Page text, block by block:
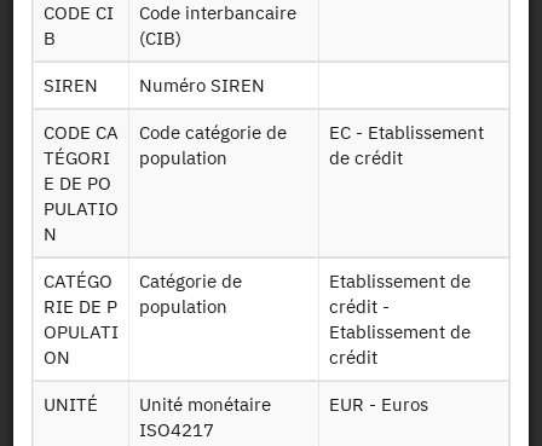
CODE CI
B
Code interbancaire
(CIB)
SIREN Numéro SIREN
CODE CA
TÉGORI
E DE PO
PULATIO
N
Code catégorie de
population
EC - Etablissement
de crédit
CATÉGO
RIE DE P
OPULATI
ON
Catégorie de
population
Etablissement de
crédit -
Etablissement de
crédit
UNITÉ
Unité monétaire
ISO4217
EUR - Euros
Contact
Newsletter
Press and reports